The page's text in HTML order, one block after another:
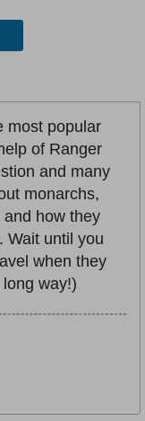
most popular
of Ranger
and many
monarchs,
how they
Wait until you
when they
way!)